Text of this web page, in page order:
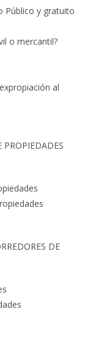
Público y gratuito
o mercantil?
al
PROPIEDADES
DE